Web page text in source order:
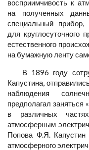
восприимчивость к
на полученных
специальный прибор,
для круглосуточного
естественного
на бумажную ленту
В 1896 году
Капустина,
наблюдения
предполагал заняться
в различных
атмосферным
Попова Ф.Я. Капустин
атмосферного